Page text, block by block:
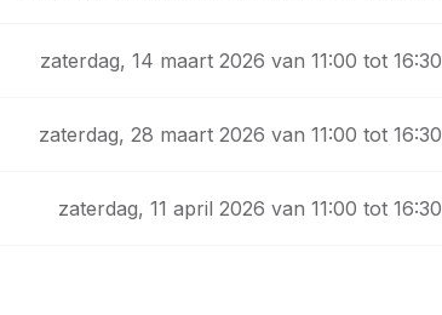
zaterdag, 14 maart 2026 van 11:00 tot 16:30
zaterdag, 28 maart 2026 van 11:00 tot 16:30
zaterdag, 11 april 2026 van 11:00 tot 16:30